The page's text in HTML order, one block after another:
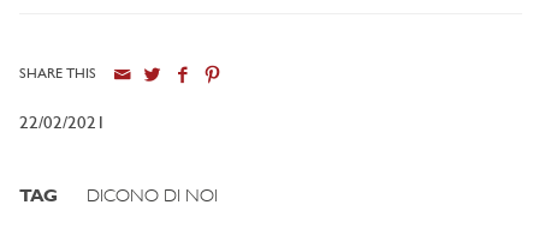
SHARE THIS
22/02/2021
TAG DICONO DI NOI